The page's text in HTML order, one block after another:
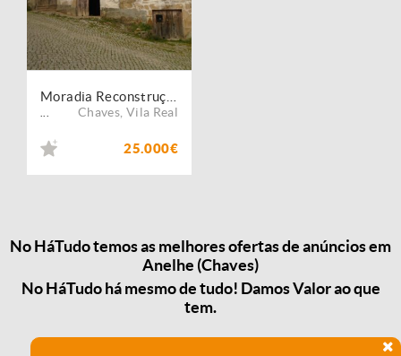
Chaves Vila Real
25.000€
No HáTudo temos as melhores ofertas de anúncios em
Anelhe (Chaves)
No HáTudo há mesmo de tudo! Damos Valor ao que
tem.